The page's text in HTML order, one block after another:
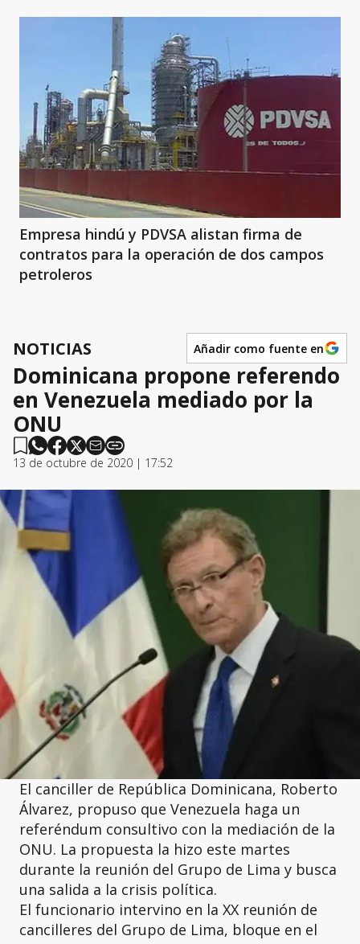
Empresa hindú y PDVSA alistan firma de
contratos para la operación de dos campos
petroleros
NOTICIAS Añadir como fuente en
Dominicana propone referendo
en Venezuela mediado por la
ONU
13 de octubre de 2020 | 17:52
El canciller de República Dominicana, Roberto
Álvarez, propuso que Venezuela haga un
referéndum consultivo con la mediación de la
ONU. La propuesta la hizo este martes
durante la reunión del Grupo de Lima y busca
una salida a la crisis política.
El funcionario intervino en la XX reunión de
cancilleres del Grupo de Lima, bloque en el